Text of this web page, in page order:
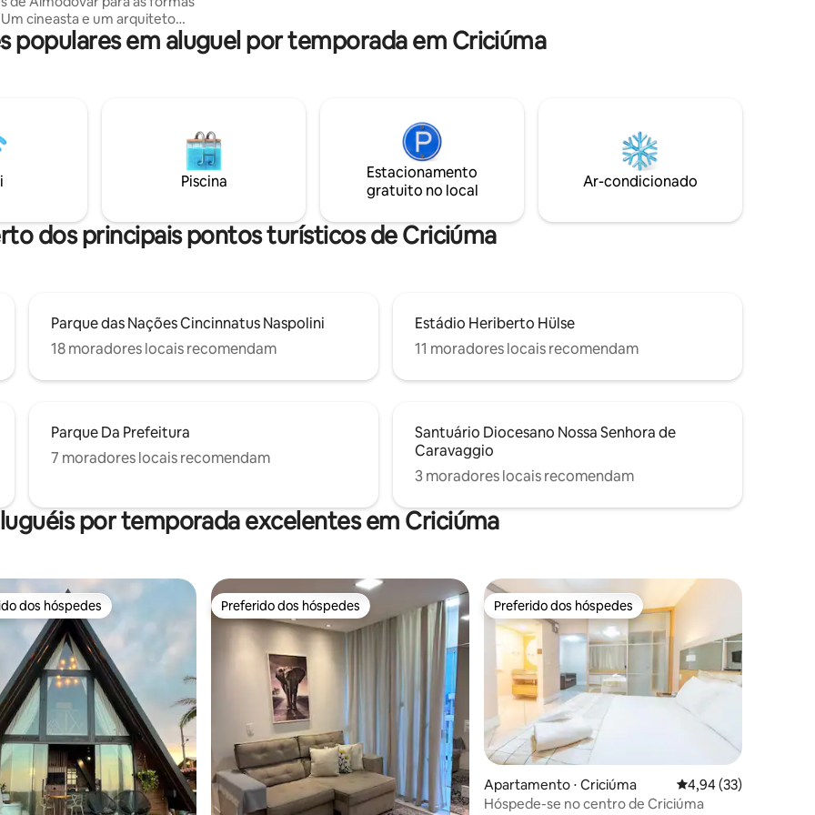
cineasta e um arquiteto
épocas, deixaram
dramática na estética
de Criciúma, a poucos minutos
de mercados, farmácias,
lojas, restaurantes e do Campo
em todas as torneiras. Roupas de cama e
banho de alta qualidade garantem uma
populares em aluguel por temporada em Criciúma
Piscina
Estacionamento
gratuito no local
Ar-condicionado
dos principais pontos turísticos de Criciúma
Parque das Nações Cincinnatus Naspolini
18 moradores locais recomendam
Estádio Heriberto Hülse
11 moradores locais recomendam
Parque Da Prefeitura
7 moradores locais recomendam
Santuário Diocesano Nossa Senhora de
Caravaggio
3 moradores locais recomendam
por temporada excelentes em Criciúma
preferidos dos hóspedes
dos hóspedes Preferido dos hóspedes
Preferido dos hóspedes Preferido dos hóspedes
Preferido dos hóspedes
Apartamento ⋅ Criciúma 4,94 de uma
4,94 (33)
Hóspede-se no centro de Criciúma